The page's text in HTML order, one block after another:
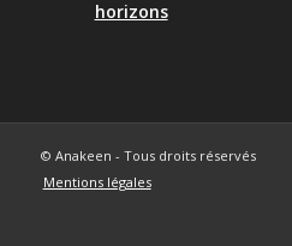
horizons
© Anakeen - Tous droits réservés
Mentions légales